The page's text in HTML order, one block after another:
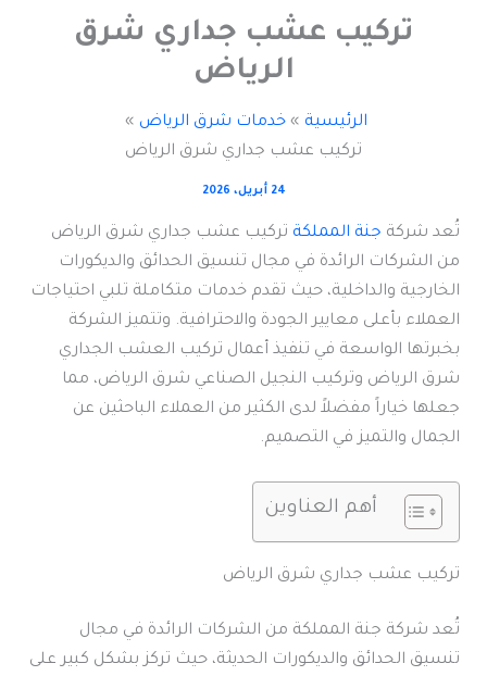
تركيب عشب جداري شرق
الرياض
الرئيسية
خدمات شرق الرياض
تركيب عشب جداري شرق الرياض
24 أبريل، 2026
تُعد شركة جنة المملكة تركيب عشب جداري شرق الرياض
من الشركات الرائدة في مجال تنسيق الحدائق والديكورات
الخارجية والداخلية، حيث تقدم خدمات متكاملة تلبي احتياجات
العملاء بأعلى معايير الجودة والاحترافية. وتتميز الشركة
بخبرتها الواسعة في تنفيذ أعمال تركيب العشب الجداري
شرق الرياض وتركيب النجيل الصناعي شرق الرياض، مما
جعلها خياراً مفضلاً لدى الكثير من العملاء الباحثين عن
الجمال والتميز في التصميم.
أهم العناوين
تركيب عشب جداري شرق الرياض
تُعد شركة جنة المملكة من الشركات الرائدة في مجال
تنسيق الحدائق والديكورات الحديثة، حيث تركز بشكل كبير على